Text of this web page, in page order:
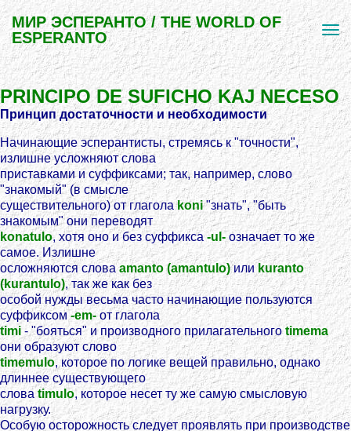
МИР ЭСПЕРАНТО / THE WORLD OF
ESPERANTO
PRINCIPO DE SUFICHO KAJ NECESO
Принцип достаточности и необходимости
Начинающие эсперантисты, стремясь к "точности",
излишне усложняют слова
приставками и суффиксами; так, например, слово
"знакомый" (в смысле
существительного) от глаголаkoni"знать", "быть
знакомым" они переводят
konatulo, хотя оно и без суффикса -ul-означает то же
самое. Излишне
осложняются словаamanto (amantulo)или kuranto
(kurantulo), так же как без
особой нужды весьма часто начинающие пользуются
суффиксом-em-от глагола
timi - "бояться" и производного прилагательногоtimema
они образуют слово
timemulo, которое по логике вещей правильно, однако
длиннее существующего
словаtimulo, которое несет ту же самую смысловую
нагрузку.
Особую осторожность следует проявлять при производстве